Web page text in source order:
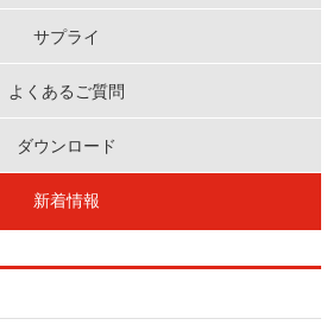
サプライ
よくあるご質問
ダウンロード
新着情報